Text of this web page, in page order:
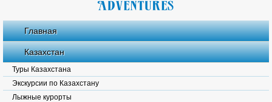
Главная
Казахстан
Туры Казахстана
Экскурсии по Казахстану
Лыжные курорты